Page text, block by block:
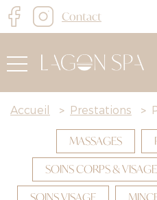
Contact
Accueil > Prestations >
MASSAGES
SOINS CORPS & VISAGE
SOINS VISAGE